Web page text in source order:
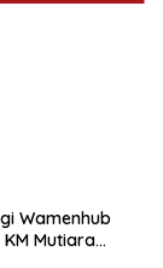
Wamenhub
Mutiara